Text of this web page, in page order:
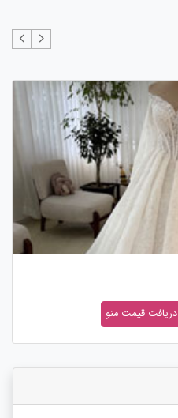
دریافت قیمت منو